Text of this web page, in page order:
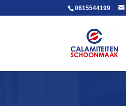
0615544199